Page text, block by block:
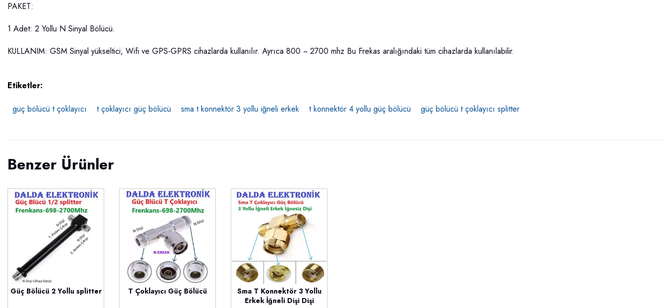
PAKET:
1 Adet: 2 Yollu N Sinyal Bölücü.
KULLANIM: GSM Sinyal yükseltici, Wifi ve GPS-GPRS cihazlarda kullanılır. Ayrıca 800 ~ 2700 mhz Bu Frekas aralığındaki tüm cihazlarda kullanılabilir.
Etiketler:
güç bölücü t çoklayıcı t çoklayıcı güç bölücü sma t konnektör 3 yollu iğneli erkek t konnektör 4 yollu güç bölücü güç bölücü t çoklayıcı splitter
Benzer Ürünler
Güç Bölücü 2 Yollu splitter T Çoklayıcı Güç Bölücü
Sma T Konnektör 3 Yollu
Erkek İğneli Dişi Dişi